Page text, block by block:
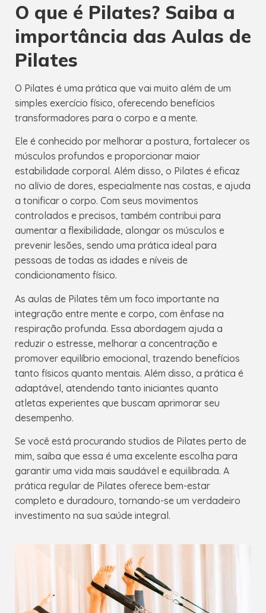
O que é Pilates? Saiba a
importância das Aulas de
Pilates
O Pilates é uma prática que vai muito além de um
simples exercício físico, oferecendo benefícios
transformadores para o corpo e a mente.
Ele é conhecido por melhorar a postura, fortalecer os
músculos profundos e proporcionar maior
estabilidade corporal. Além disso, o Pilates é eficaz
no alívio de dores, especialmente nas costas, e ajuda
a tonificar o corpo. Com seus movimentos
controlados e precisos, também contribui para
aumentar a flexibilidade, alongar os músculos e
prevenir lesões, sendo uma prática ideal para
pessoas de todas as idades e níveis de
condicionamento físico.
As aulas de Pilates têm um foco importante na
integração entre mente e corpo, com ênfase na
respiração profunda. Essa abordagem ajuda a
reduzir o estresse, melhorar a concentração e
promover equilíbrio emocional, trazendo benefícios
tanto físicos quanto mentais. Além disso, a prática é
adaptável, atendendo tanto iniciantes quanto
atletas experientes que buscam aprimorar seu
desempenho.
Se você está procurando studios de Pilates perto de
mim, saiba que essa é uma excelente escolha para
garantir uma vida mais saudável e equilibrada. A
prática regular de Pilates oferece bem-estar
completo e duradouro, tornando-se um verdadeiro
investimento na sua saúde integral.